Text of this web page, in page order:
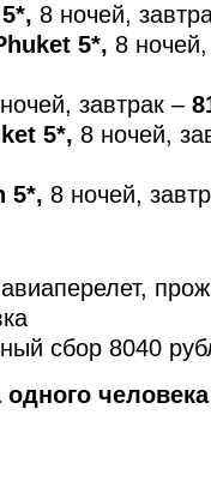
8 ночей,
5*, 8
завтрак –
5*, 8 ночей,
5*, 8 ночей,
сбор 8040
одного